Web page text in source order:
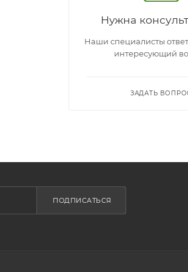
Нужна
Наши специалисты
интересующий
ЗАДАТЬ
ПОДПИСАТЬСЯ